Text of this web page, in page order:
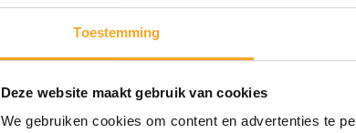
Toestemming
Deze website maakt gebruik van cookies
We gebruiken cookies om content en advertenties te